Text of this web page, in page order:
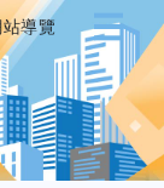
導覽